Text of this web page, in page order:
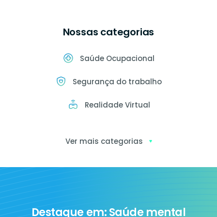
Nossas categorias
Saúde Ocupacional
Segurança do trabalho
Realidade Virtual
Ver mais categorias
Destaque em: Saúde mental